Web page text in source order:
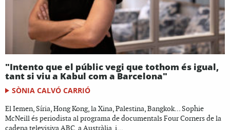
"Intento que el públic vegi que tothom és igual,
tant si viu a Kabul com a Barcelona"
SÒNIA CALVÓ CARRIÓ
El Iemen, Síria, Hong Kong, la Xina, Palestina, Bangkok... Sophie
McNeill és periodista al programa de documentals Four Corners de la